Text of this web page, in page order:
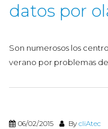
datos por
Son numerosos los
verano por problemas
06/02/2015 BycliAtec